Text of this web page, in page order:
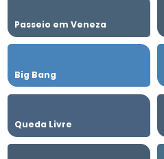
Passeio em Veneza
Big Bang
Queda Livre